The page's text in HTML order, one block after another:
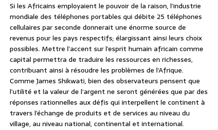
Si les Africains employaient le pouvoir de la raison, l’industrie
mondiale des téléphones portables qui débite 25 téléphones
cellulaires par seconde donnerait une énorme source de
revenus pour les pays respectifs; élargissant ainsi leurs choix
possibles. Mettre l’accent sur l’esprit humain africain comme
capital permettra de traduire les ressources en richesses,
contribuant ainsi à résoudre les problèmes de l’Afrique.
Comme James Shikwati, bien des observateurs pensent que
l’utilité et la valeur de l’argent ne seront générées que par des
réponses rationnelles aux défis qui interpellent le continent à
travers l’échange de produits et de services au niveau du
village, au niveau national, continental et international.